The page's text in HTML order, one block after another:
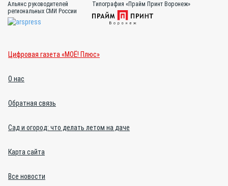
Альянс руководителей
региональных СМИ России
Типография «Прайм Принт Воронеж»
Цифровая газета «МОЁ! Плюс»
О нас
Обратная связь
Сад и огород: что делать летом на даче
Карта сайта
Все новости